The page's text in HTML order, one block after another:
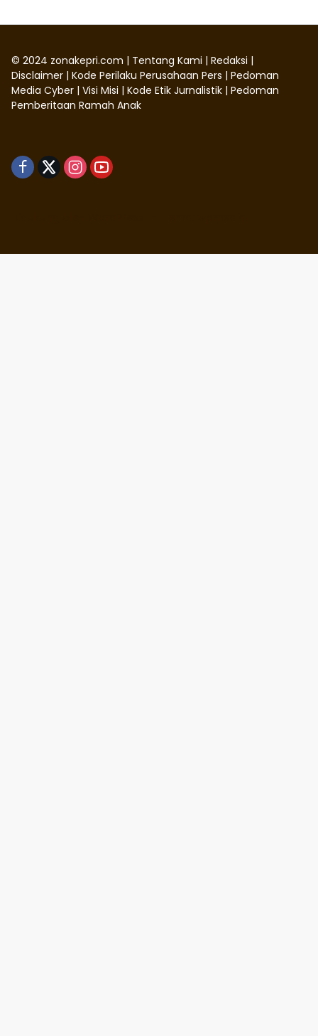
© 2024 zonakepri.com | Tentang Kami | Redaksi |
Disclaimer | Kode Perilaku Perusahaan Pers | Pedoman
Media Cyber | Visi Misi | Kode Etik Jurnalistik | Pedoman
Pemberitaan Ramah Anak